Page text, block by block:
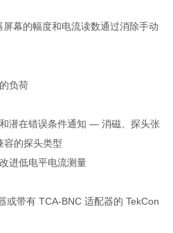
屏幕的幅度和电流读数通过消除手动
负荷
潜在错误条件通知 — 消磁、探头张
容的探头类型
进低电平电流测量
或带有 TCA-BNC 适配器的 TekCon